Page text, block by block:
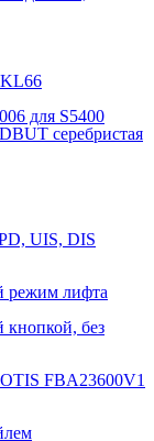
для S5400
серебристая
UIS, DIS
режим лифта
кнопкой, без
FBA23600V1